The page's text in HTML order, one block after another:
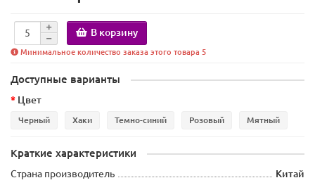
В корзину
Минимальное количество заказа этого товара 5
Доступные варианты
Цвет
Черный Хаки Темно-синий Розовый Мятный
Краткие характеристики
Страна производитель
Китай